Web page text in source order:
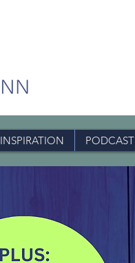
INSPIRATION PODCAST